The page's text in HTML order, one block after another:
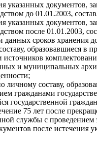
указанных документов,
до 01.01.2003,
указанных документов,
после 01.01.2003,
данных сроков хранения
образовавшиеся в
источников
и муниципальных
личному составу,
гражданами
государственной
75 лет после
службы с проведением
после истечения